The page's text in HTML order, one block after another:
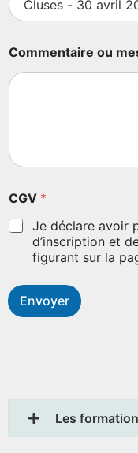
Commentaire ou
CGV *
Je déclare avoir
d’inscription et
figurant sur la
Envoyer
Les